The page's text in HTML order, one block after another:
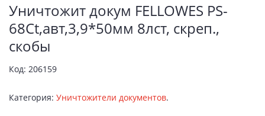
Уничтожит докум FELLOWES РS-
68Ct,авт,3,9*50мм 8лст, скреп.,
скобы
Код: 206159
Категория: Уничтожители документов.